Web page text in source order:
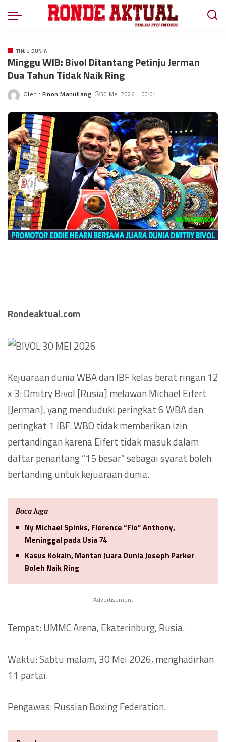
TINJU DUNIA
Minggu WIB: Bivol Ditantang Petinju Jerman
Dua Tahun Tidak Naik Ring
Oleh : Finon Manullang 30 Mei 2026 | 00:04
Rondeaktual.com
Kejuaraan dunia WBA dan IBF kelas berat ringan 12
x 3: Dmitry Bivol [Rusia] melawan Michael Eifert
[Jerman], yang menduduki peringkat 6 WBA dan
peringkat 1 IBF. WBO tidak memberikan izin
pertandingan karena Eifert tidak masuk dalam
daftar penantang “15 besar” sebagai syarat boleh
bertanding untuk kejuaraan dunia.
Baca Juga
Ny Michael Spinks, Florence “Flo” Anthony,
Meninggal pada Usia 74
Kasus Kokain, Mantan Juara Dunia Joseph Parker
Boleh Naik Ring
Advertisement
Tempat: UMMC Arena, Ekaterinburg, Rusia.
Waktu: Sabtu malam, 30 Mei 2026, menghadirkan
11 partai.
Pengawas: Russian Boxing Federation.